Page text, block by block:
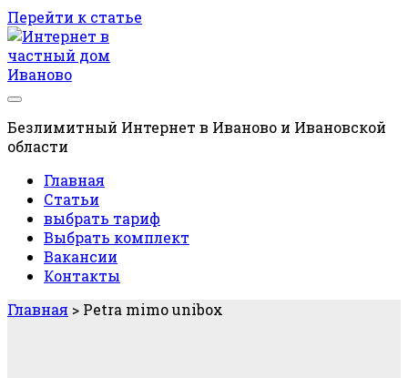
Перейти к статье
Блог
RSPROFI
Безлимитный Интернет в Иваново и Ивановской
области
Главная
Статьи
выбрать тариф
Выбрать комплект
Вакансии
Контакты
Главная > Petra mimo unibox